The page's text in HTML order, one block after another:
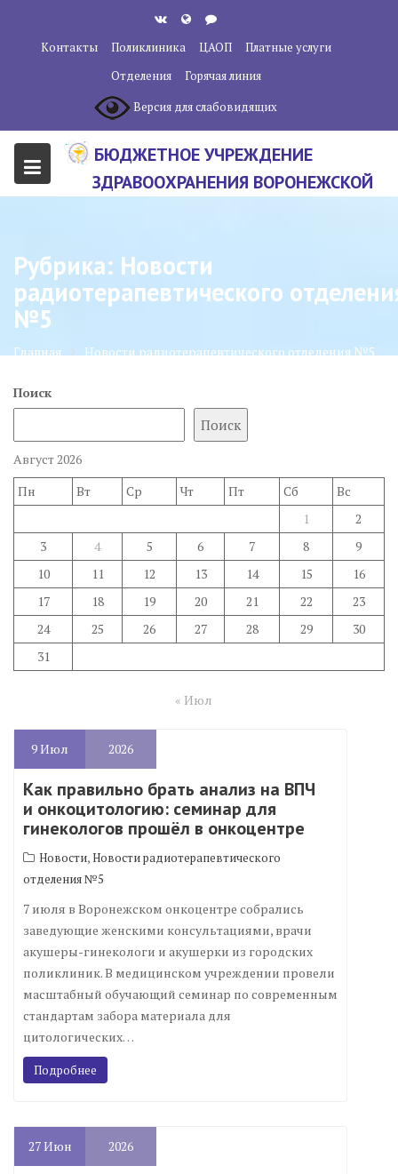
содержанию
Контакты Поликлиника ЦАОП
Платные услуги
Отделения
Горячая линия
Версия для слабовидящих
БЮДЖЕТНОЕ УЧРЕЖДЕНИЕ
ЗДРАВООХРАНЕНИЯ ВОРОНЕЖСКОЙ
КЛИНИЧЕСКИЙ ОНКОЛОГИЧЕСКИЙ
ЦЕНТР"
Рубрика: Новости
радиотерапевтического
№5
Главная Новости радиотерапевтического отделения №5
Поиск
Поиск
Август 2026
Пн
Вт Ср Чт Пт Сб
Вс
1
2
3
4 5 6 7 8
9
10
11 12 13 14 15
16
17
18 19 20 21 22
23
24
25 26 27 28 29
30
31
« Июл
9Июл 2026
Как правильно брать анализ на ВПЧ
и онкоцитологию: семинар для
гинекологов прошёл в онкоцентре
Новости,Новости радиотерапевтического
отделения №5
7 июля в Воронежском онкоцентре собрались
заведующие женскими консультациями, врачи
акушеры-гинекологи и акушерки из городских
поликлиник. В медицинском учреждении провели
масштабный обучающий семинар по современным
стандартам забора материала для
цитологических…
Подробнее
27Июн 2026